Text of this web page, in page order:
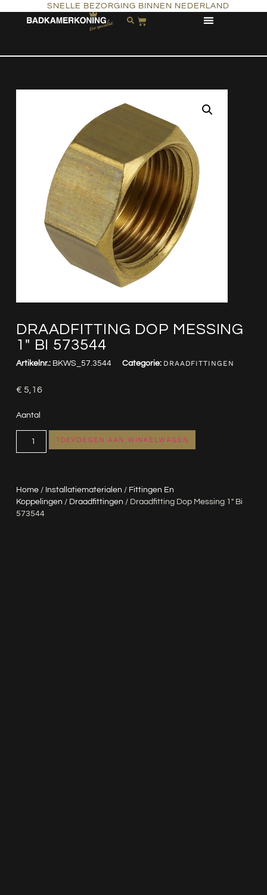
SNELLE BEZORGING BINNEN NEDERLAND
DRAADFITTING DOP MESSING
1″ BI 573544
Home/ Installatiematerialen / Fittingen En
Koppelingen / Draadfittingen / Draadfitting Dop Messing 1″ Bi
573544
Artikelnr.: BKWS_57.3544 Categorie: DRAADFITTINGEN
€ 5,16
Aantal
TOEVOEGEN AAN WINKELWAGEN